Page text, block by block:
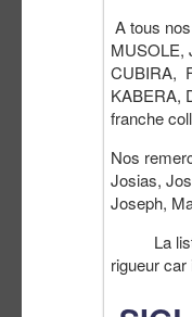
A tous
MUSOLE,
CUBIRA,
KABERA,
franche
Nos
Josias,
Joseph,
La liste
rigueur